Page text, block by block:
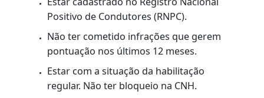
O QUE É?
É a emissão de uma nova Carteira Nacional de
Habilitação, quando a anterior estiver vencida
ou prestes a vencer.